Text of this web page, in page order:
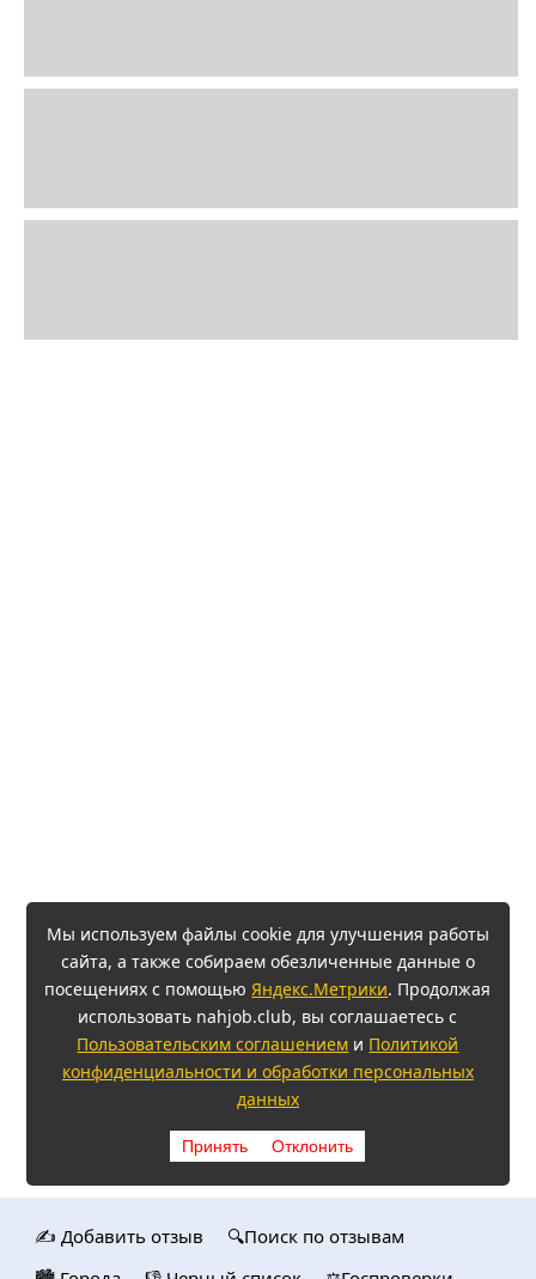
Мы используем файлы cookie для улучшения работы
сайта, а также собираем обезличенные данные о
посещениях с помощьюЯндекс.Метрики. Продолжая
использовать nahjob.club, вы соглашаетесь с
Пользовательским соглашением и Политикой
конфиденциальности и обработки персональных
данных
Принять Отклонить
✍️ Добавить отзыв
🔍Поиск по отзывам